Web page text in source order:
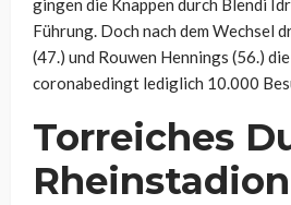
gingen die Knappen durch Blendi
Führung. Doch nach dem Wechsel
(47.) und Rouwen Hennings (56.)
coronabedingt lediglich 10.000
Torreiches
Rheinstadion